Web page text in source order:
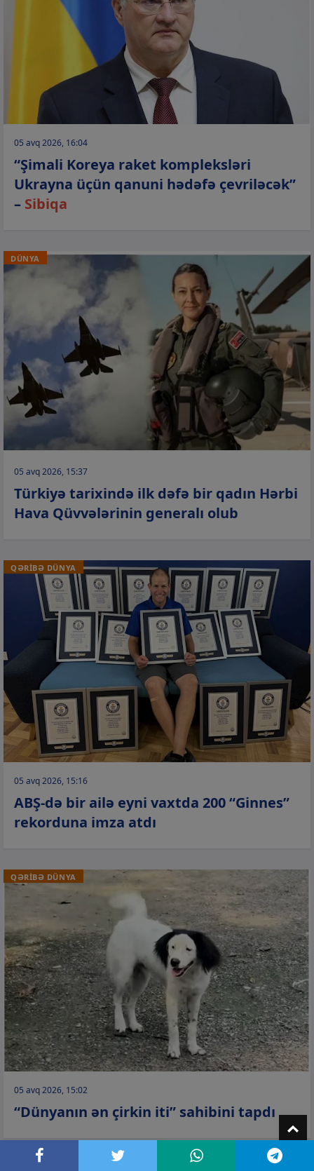
05 avq 2026, 16:04
“Şimali Koreya raket kompleksləri
Ukrayna üçün qanuni hədəfə çevriləcək”
– Sibiqa
DÜNYA
05 avq 2026, 15:37
Türkiyə tarixində ilk dəfə bir qadın Hərbi
Hava Qüvvələrinin generalı olub
QƏRİBƏ DÜNYA
05 avq 2026, 15:16
ABŞ-də bir ailə eyni vaxtda 200 “Ginnes”
rekorduna imza atdı
QƏRİBƏ DÜNYA
05 avq 2026, 15:02
“Dünyanın ən çirkin iti” sahibini tapdı
DÜNYA